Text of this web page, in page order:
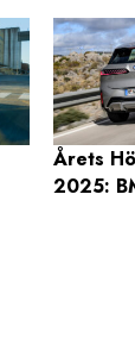
Årets
2025: